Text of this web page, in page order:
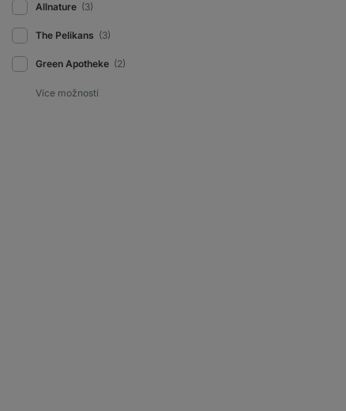
Allnature (3)
The Pelikans (3)
Green Apotheke (2)